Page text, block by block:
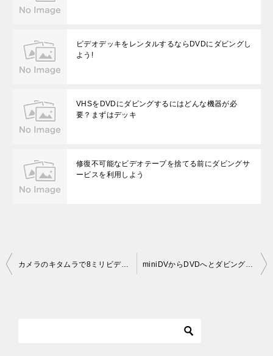
ビデオデッキをレンタルするならDVDにダビングし
よう!
VHSをDVDにダビングするにはどんな機器が必
要？まずはデッキ
修復不可能なビデオテープを捨てる前にダビングサ
ービスを利用しよう
投
カメラのキタムラで8ミリビデオはDVDにダビングしてもらえるの？ miniDVからDVDへとダビングしたい！どんな機器が必要なの？